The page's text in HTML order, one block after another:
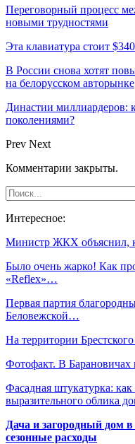
Переговорный процесс
новыми трудностями
Эта клавиатура стоит
В России снова хотят
на белорусском авторынке
Династии миллиардеров:
поколениями?
Prev Next
Комментарии закрыты.
Интересное:
Министр ЖКХ объяснил,
Было очень жарко! Как
«Reflex»…
Первая партия
Беловежской…
На территории
Фотофакт. В Барановичах
Фасадная штукатурка:
выразительного облика
Дача и загородный дом
сезонные расходы